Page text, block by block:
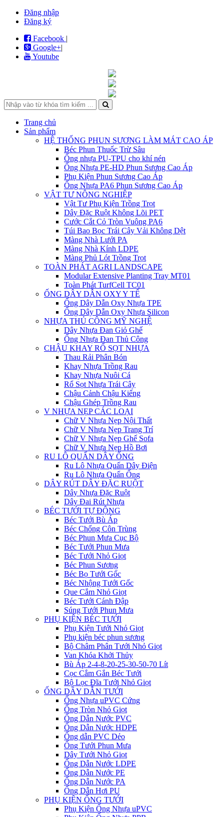
Đăng nhập
Đăng ký
Facebook |
Google+|
Youtube
Trang chủ
Sản phẩm
HỆ THỐNG PHUN SƯƠNG LÀM MÁT CAO ÁP
Béc Phun Thuốc Trừ Sâu
Ống nhựa PU-TPU cho khí nén
Ống Nhựa PE-HD Phun Sương Cao Áp
Phụ Kiện Phun Sương Cao Áp
Ống Nhựa PA6 Phun Sương Cao Áp
VẬT TƯ NÔNG NGHIỆP
Vật Tư Phụ Kiện Trồng Trọt
Dây Đặc Ruột Không Lõi PET
Cước Cắt Cỏ Tròn Vuông PA6
Túi Bao Bọc Trái Cây Vải Không Dệt
Màng Nhà Lưới PA
Màng Nhà Kính LDPE
Màng Phủ Lót Trồng Trọt
TOÀN PHÁT AGRI LANDSCAPE
Modular Extensive Planting Tray MT01
Toàn Phát TurfCell TC01
ỐNG DÂY DẪN OXY Y TẾ
Ống Dây Dẫn Oxy Nhựa TPE
Ống Dây Dẫn Oxy Nhựa Silicon
NHỰA THỦ CÔNG MỸ NGHỆ
Dây Nhựa Đan Giỏ Ghế
Ống Nhựa Đan Thủ Công
CHẬU KHAY RỔ SỌT NHỰA
Thau Rải Phân Bón
Khay Nhựa Trồng Rau
Khay Nhựa Nuôi Cá
Rổ Sọt Nhựa Trái Cây
Chậu Cảnh Chậu Kiểng
Chậu Ghép Trồng Rau
V NHỰA NẸP CÁC LOẠI
Chữ V Nhựa Nẹp Nội Thất
Chữ V Nhựa Nẹp Trang Trí
Chữ V Nhựa Nẹp Ghế Sofa
Chữ V Nhựa Nẹp Hồ Bơi
RU LÔ QUẤN DÂY ỐNG
Ru Lô Nhựa Quấn Dây Điện
Ru Lô Nhựa Quấn Ống
DÂY RÚT DÂY ĐẶC RUỘT
Dây Nhựa Đặc Ruột
Dây Đai Rút Nhựa
BÉC TƯỚI TỰ ĐỘNG
Béc Tưới Bù Áp
Béc Chống Côn Trùng
Béc Phun Mưa Cục Bộ
Béc Tưới Phun Mưa
Béc Tưới Nhỏ Giọt
Béc Phun Sương
Béc Bọ Tưới Gốc
Béc Nhộng Tưới Gốc
Que Cắm Nhỏ Giọt
Béc Tưới Cánh Đập
Súng Tưới Phun Mưa
PHỤ KIỆN BÉC TƯỚI
Phụ Kiện Tưới Nhỏ Giọt
Phụ kiện béc phun sương
Bộ Châm Phân Tưới Nhỏ Giọt
Van Khóa Khởi Thủy
Bù Áp 2-4-8-20-25-30-50-70 Lít
Cọc Cắm Gắn Béc Tưới
Bộ Lọc Đĩa Tưới Nhỏ Giọt
ỐNG DÂY DẪN TƯỚI
Ống Nhựa uPVC Cứng
Ống Tròn Nhỏ Giọt
Ống Dẫn Nước PVC
Ống Dẫn Nước HDPE
Ống dẫn PVC Dẻo
Ống Tưới Phun Mưa
Dây Tưới Nhỏ Giọt
Ống Dẫn Nước LDPE
Ống Dẫn Nước PE
Ống Dẫn Nước PA
Ống Dẫn Hơi PU
PHỤ KIỆN ỐNG TƯỚI
Phụ Kiện Ống Nhựa uPVC